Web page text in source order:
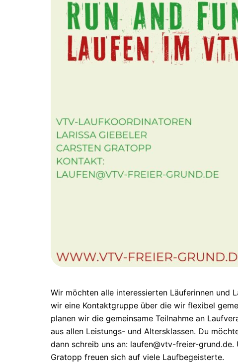
Wir möchten alle interessierten Läuferinnen und
wir eine Kontaktgruppe über die wir flexibel
planen wir die gemeinsame Teilnahme an
aus allen Leistungs- und Altersklassen. Du
dann schreib uns an: laufen@vtv-freier-
Gratopp freuen sich auf viele Laufbegeisterte.